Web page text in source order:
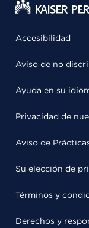
Accesibilidad
Aviso de no
Ayuda en su
Privacidad de
Aviso de
Su elección de
Términos y
Derechos y